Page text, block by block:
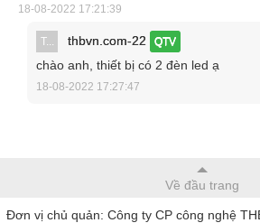
tích hợp Wireless Extech
18-08-2022 17:21:39
T... thbvn.com-22 QTV
chào anh, thiết bị có 2 đèn led ạ
18-08-2022 17:27:47
Về đầu trang
Đơn vị chủ quản: Công ty CP công nghệ